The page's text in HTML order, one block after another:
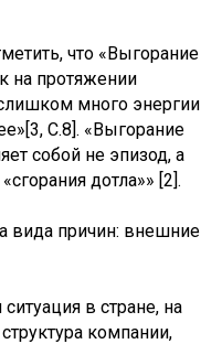
что «Выгорание
на протяжении
много энергии
С.8]. «Выгорание
собой не эпизод, а
дотла»» [2].
вида причин: внешние
в стране, на
компании,